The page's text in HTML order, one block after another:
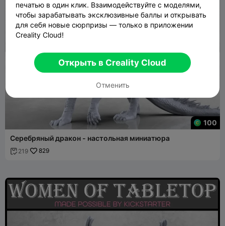
100
Серебряный дракон - настольная миниатюра
 219 829
печатью в один клик. Взаимодействуйте с моделями,
чтобы зарабатывать эксклюзивные баллы и открывать
для себя новые сюрпризы — только в приложении
Creality Cloud!
Открыть в Creality Cloud
Отменить